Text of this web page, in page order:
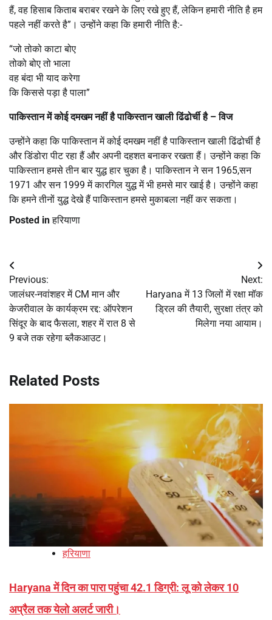
हैं, वह हिसाब किताब बराबर रखने के लिए रखे हुए हैं, लेकिन हमारी नीति है हम
पहले नहीं करते है”। उन्होंने कहा कि हमारी नीति है:-
“जो तोको काटा बोए
तोको बोए तो भाला
वह बंदा भी याद करेगा
कि किससे पड़ा है पाला”
पाकिस्तान में कोई दमखम नहीं है पाकिस्तान खाली ढिंढोर्ची है – विज
उन्होंने कहा कि पाकिस्तान में कोई दमखम नहीं है पाकिस्तान खाली ढिंढोर्ची है
और डिंडोरा पीट रहा हैं और अपनी दहशत बनाकर रखता हैं। उन्होंने कहा कि
पाकिस्तान हमसे तीन बार युद्ध हार चुका है। पाकिस्तान ने सन 1965,सन
1971 और सन 1999 में कारगिल युद्ध में भी हमसे मार खाई है। उन्होंने कहा
कि हमने तीनों युद्ध देखे हैं पाकिस्तान हमसे मुकाबला नहीं कर सकता।
Posted inहरियाणा
Post
navigation
Previous:
जालंधर-नवांशहर में CM मान और
केजरीवाल के कार्यक्रम रद्द: ऑपरेशन
सिंदूर के बाद फैसला, शहर में रात 8 से
9 बजे तक रहेगा ब्लैकआउट।
Next:
Haryana में 13 जिलों में रक्षा मॉक
ड्रिल की तैयारी, सुरक्षा तंत्र को
मिलेगा नया आयाम।
Related Posts
हरियाणा
Haryana में दिन का पारा पहुंचा 42.1 डिग्री: लू को लेकर 10
अप्रैल तक येलो अलर्ट जारी।